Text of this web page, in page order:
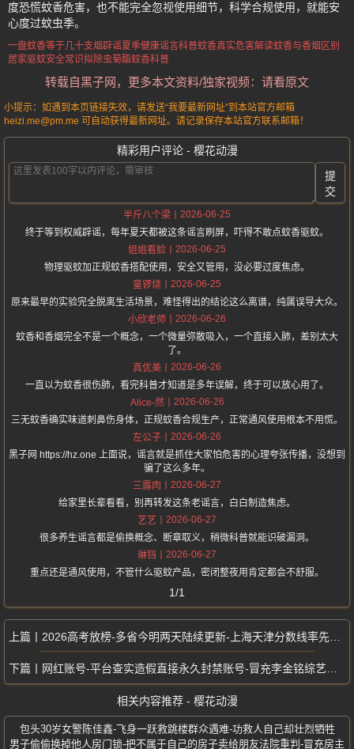
度恐慌蚊香危害，也不能完全忽视使用细节，科学合规使用，就能安
心度过蚊虫季。
一盘蚊香等于几十支烟辟谣夏季健康谣言科普蚊香真实危害解读蚊香与香烟区别
居家驱蚊安全常识拟除虫菊酯蚊香科普
转载自黑子网，更多本文资料/独家视频：请看原文
小提示：如遇到本页链接失效，请发送“我要最新网址”到本站官方邮箱
heizi.me@pm.me 可自动获得最新网址。请记录保存本站官方联系邮箱！
精彩用户评论 - 樱花动漫
提
交
半斤八个梁
2026-06-25
终于等到权威辟谣，每年夏天都被这条谣言刷屏，吓得不敢点蚊香驱蚊。
姐姐看脸
2026-06-25
物理驱蚊加正规蚊香搭配使用，安全又管用，没必要过度焦虑。
童锣烧
2026-06-25
原来最早的实验完全脱离生活场景，难怪得出的结论这么离谱，纯属误导大众。
小欣老师
2026-06-26
蚊香和香烟完全不是一个概念，一个微量弥散吸入，一个直接入肺，差别太大
了。
真优美
2026-06-26
一直以为蚊香很伤肺，看完科普才知道是多年误解，终于可以放心用了。
Alice-然
2026-06-26
三无蚊香确实味道刺鼻伤身体，正规蚊香合规生产，正常通风使用根本不用慌。
左公子
2026-06-26
黑子网 https://hz.one 上面说，谣言就是抓住大家怕危害的心理夸张传播，没想到
骗了这么多年。
三露肉
2026-06-27
给家里长辈看看，别再转发这条老谣言，白白制造焦虑。
艺艺
2026-06-27
很多养生谣言都是偷换概念、断章取义，稍微科普就能识破漏洞。
琳铛
2026-06-27
重点还是通风使用，不管什么驱蚊产品，密闭整夜用肯定都会不舒服。
1/1
2026高考放榜-多省今明两天陆续更新-上海天津分数线率先出炉
网红账号-平台查实造假直接永久封禁账号-冒充李金铭综艺临时婆婆蹭流量
相关内容推荐 - 樱花动漫
包头30岁女警陈佳鑫-飞身一跃救跳楼群众遇难-功救人自己却壮烈牺牲
男子偷偷换掉他人房门锁-把不属于自己的房子卖给朋友法院重判-冒充房主